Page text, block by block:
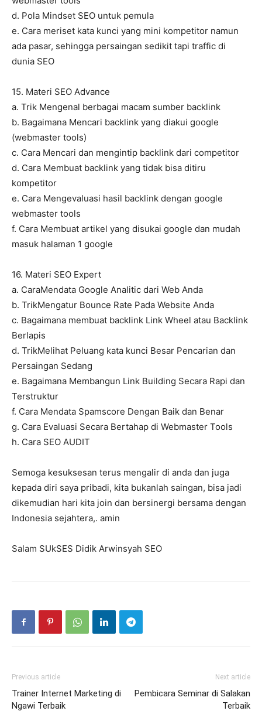
d. Pola Mindset SEO untuk pemula
e. Cara meriset kata kunci yang mini kompetitor namun
ada pasar, sehingga persaingan sedikit tapi traffic di
dunia SEO
15. Materi SEO Advance
a. Trik Mengenal berbagai macam sumber backlink
b. Bagaimana Mencari backlink yang diakui google
(webmaster tools)
c. Cara Mencari dan mengintip backlink dari competitor
d. Cara Membuat backlink yang tidak bisa ditiru
kompetitor
e. Cara Mengevaluasi hasil backlink dengan google
webmaster tools
f. Cara Membuat artikel yang disukai google dan mudah
masuk halaman 1 google
16. Materi SEO Expert
a. CaraMendata Google Analitic dari Web Anda
b. TrikMengatur Bounce Rate Pada Website Anda
c. Bagaimana membuat backlink Link Wheel atau Backlink
Berlapis
d. TrikMelihat Peluang kata kunci Besar Pencarian dan
Persaingan Sedang
e. Bagaimana Membangun Link Building Secara Rapi dan
Terstruktur
f. Cara Mendata Spamscore Dengan Baik dan Benar
g. Cara Evaluasi Secara Bertahap di Webmaster Tools
h. Cara SEO AUDIT
Semoga kesuksesan terus mengalir di anda dan juga
kepada diri saya pribadi, kita bukanlah saingan, bisa jadi
dikemudian hari kita join dan bersinergi bersama dengan
Indonesia sejahtera,. amin
Salam SUkSES Didik Arwinsyah SEO
Previous article
Trainer Internet Marketing di
Ngawi Terbaik
Next article
Pembicara Seminar di Salakan
Terbaik